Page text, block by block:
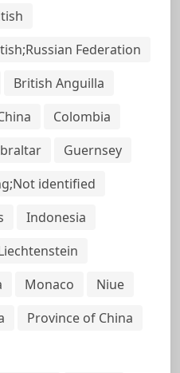
Federation
British Anguilla
Colombia
Guernsey
identified
Indonesia
Monaco
Niue
Province of China